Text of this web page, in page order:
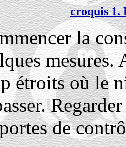
croquis 1.
la
étroits où le
de